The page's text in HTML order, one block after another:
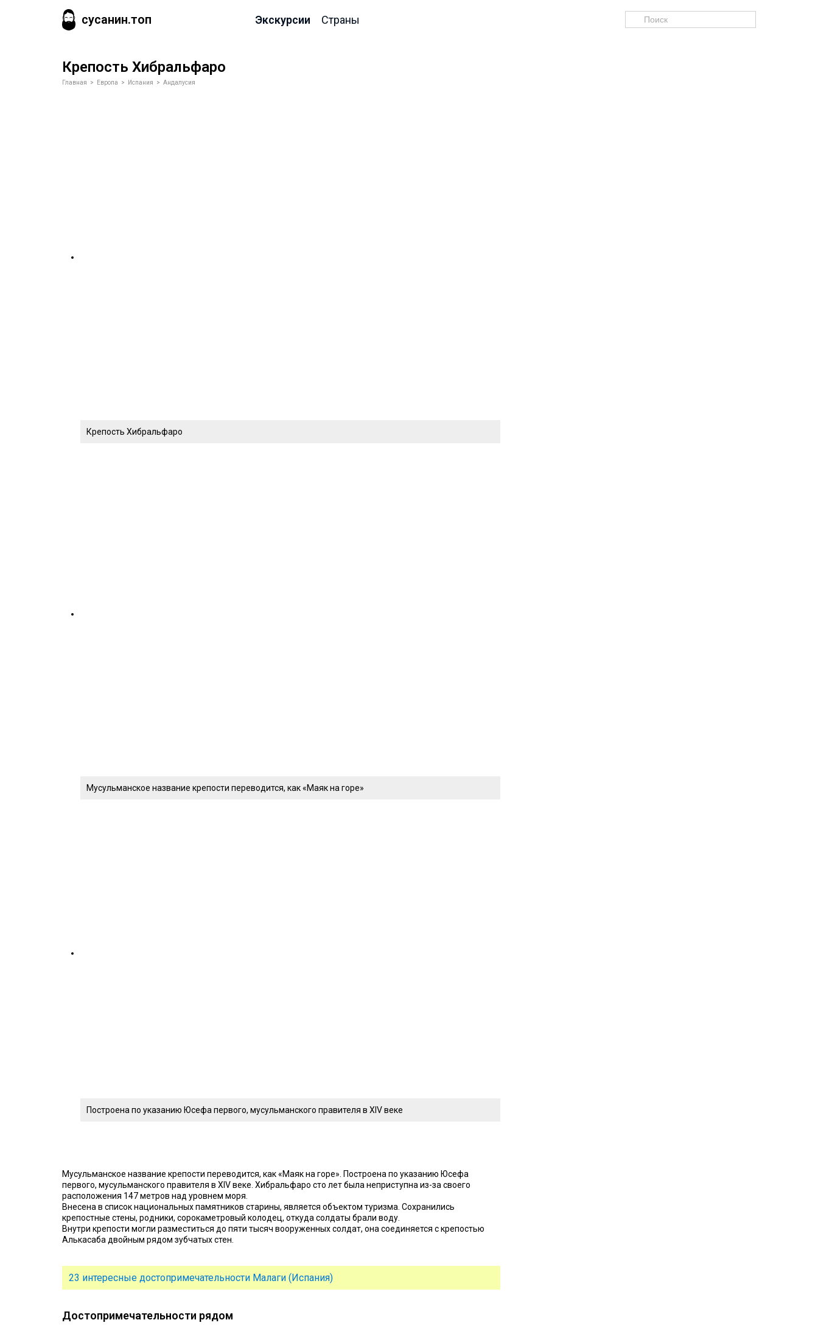
сусанин.топ Экскурсии Страны
Крепость Хибральфаро
Главная > Европа > Испания > Андалусия
Крепость Хибральфаро
Мусульманское название крепости переводится, как «Маяк на горе»
Построена по указанию Юсефа первого, мусульманского правителя в XIV веке
Мусульманское название крепости переводится, как «Маяк на горе». Построена по указанию Юсефа
первого, мусульманского правителя в XIV веке. Хибральфаро сто лет была неприступна из-за своего
расположения 147 метров над уровнем моря.
Внесена в список национальных памятников старины, является объектом туризма. Сохранились
крепостные стены, родники, сорокаметровый колодец, откуда солдаты брали воду.
Внутри крепости могли разместиться до пяти тысяч вооруженных солдат, она соединяется с крепостью
Алькасаба двойным рядом зубчатых стен.
23 интересные достопримечательности Малаги (Испания)
Достопримечательности рядом